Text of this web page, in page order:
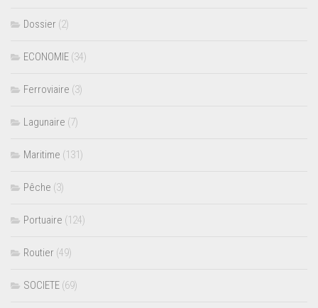
Dossier (2)
ECONOMIE (34)
Ferroviaire (3)
Lagunaire (7)
Maritime (131)
Pêche (3)
Portuaire (124)
Routier (49)
SOCIETE (69)